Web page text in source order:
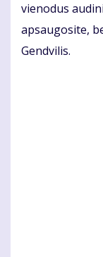
vienodus
apsaugosite,
Gendvilis.